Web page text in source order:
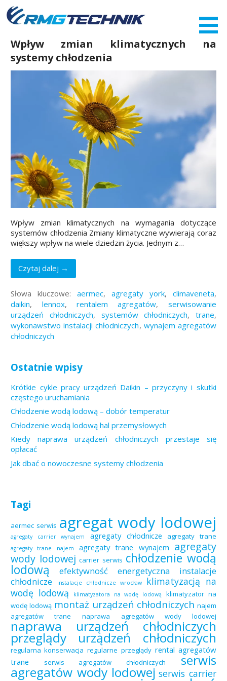
Przejdź
do
zawartości
Wpływ zmian klimatycznych na
systemy chłodzenia
Wpływ zmian klimatycznych na wymagania dotyczące
systemów chłodzenia Zmiany klimatyczne wywierają coraz
większy wpływ na wiele dziedzin życia. Jednym z…
Czytaj dalej →
Słowa kluczowe:aermec, agregaty york, climaveneta,
daikin, lennox, rentalem agregatów, serwisowanie
urządzeń chłodniczych, systemów chłodniczych, trane,
wykonawstwo instalacji chłodniczych, wynajem agregatów
chłodniczych
Ostatnie wpisy
Krótkie cykle pracy urządzeń Daikin – przyczyny i skutki
częstego uruchamiania
Chłodzenie wodą lodową – dobór temperatur
Chłodzenie wodą lodową hal przemysłowych
Kiedy naprawa urządzeń chłodniczych przestaje się
opłacać
Jak dbać o nowoczesne systemy chłodzenia
Tagi
aermec serwis agregat wody lodowej
agregaty carrier wynajem agregaty chłodnicze agregaty trane
agregaty trane najem agregaty trane wynajem agregaty
wody lodowej carrier serwis chłodzenie wodą
lodową efektywność energetyczna
instalacje
chłodnicze
instalacje chłodnicze wrocław
klimatyzacją na
wodę lodową
klimatyzatora na wodę lodową
klimatyzator na
wodę lodową montaż urządzeń chłodniczych najem
agregatów trane
naprawa agregatów wody lodowej
naprawa urządzeń chłodniczych
przeglądy urządzeń chłodniczych
regularna konserwacja regularne przeglądy rental agregatów
trane
serwis agregatów chłodniczych serwis
agregatów wody lodowej serwis carrier